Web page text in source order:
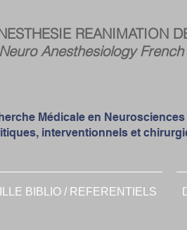
REANIMATION
Anesthesiology
Médicale en
interventionnels et
BIBLIO / REFERENTIELS